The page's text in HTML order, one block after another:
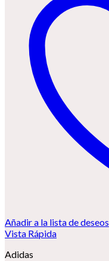
Añadir a la lista de deseos
Vista Rápida
Adidas